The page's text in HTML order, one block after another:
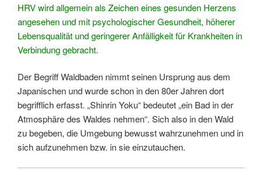
HRV wird allgemein als Zeichen eines gesunden Herzens
angesehen und mit psychologischer Gesundheit, höherer
Lebensqualität und geringerer Anfälligkeit für Krankheiten in
Verbindung gebracht.
Der Begriff Waldbaden nimmt seinen Ursprung aus dem
Japanischen und wurde schon in den 80er Jahren dort
begrifflich erfasst. „Shinrin Yoku“ bedeutet „ein Bad in der
Atmosphäre des Waldes nehmen“. Sich also in den Wald
zu begeben, die Umgebung bewusst wahrzunehmen und in
sich aufzunehmen bzw. in sie einzutauchen.